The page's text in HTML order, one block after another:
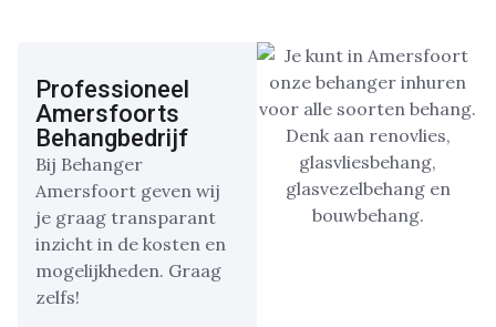
Professioneel
Amersfoorts
Behangbedrijf
Bij Behanger
Amersfoort geven wij
je graag transparant
inzicht in de kosten en
mogelijkheden. Graag
zelfs!